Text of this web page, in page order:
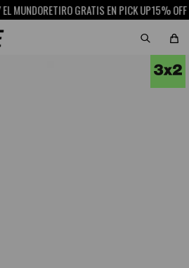
RETIRO GRATIS EN PICK UP15% OFF